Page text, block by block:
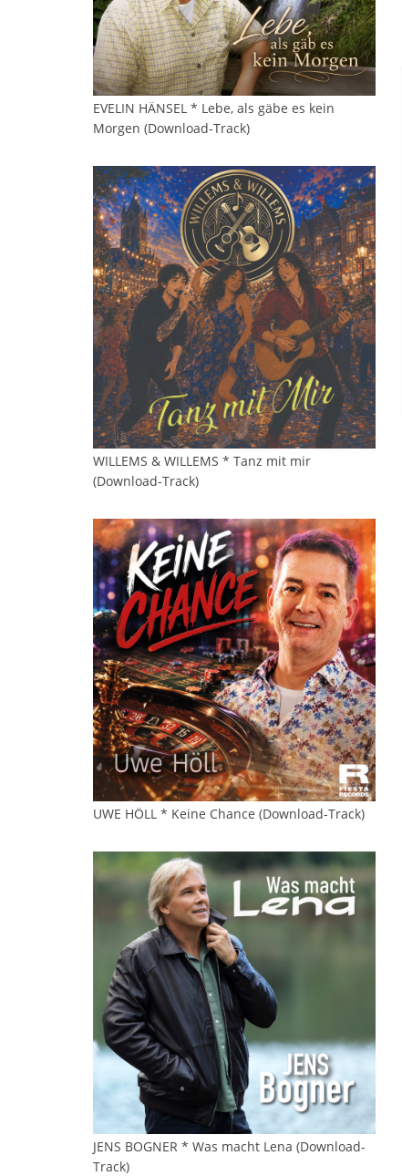
EVELIN HÄNSEL * Lebe, als gäbe es kein
Morgen (Download-Track)
WILLEMS & WILLEMS * Tanz mit mir
(Download-Track)
UWE HÖLL * Keine Chance (Download-Track)
JENS BOGNER * Was macht Lena (Download-
Track)